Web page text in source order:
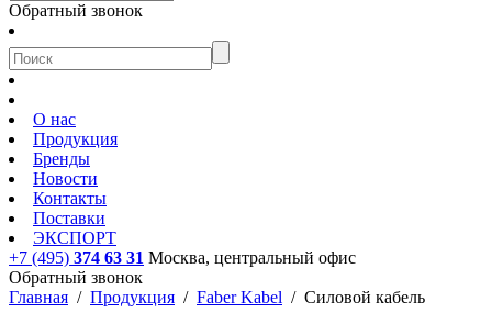
Обратный звонок
О нас
Продукция
Бренды
Новости
Контакты
Поставки
ЭКСПОРТ
+7 (495) 374 63 31 Москва, центральный офис
Обратный звонок
Главная / Продукция / Faber Kabel / Силовой кабель